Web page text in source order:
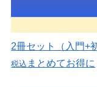
2冊セット（入門+
税込 まとめてお得に